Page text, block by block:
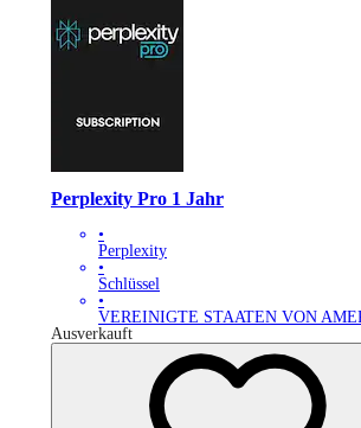
Perplexity Pro 1 Jahr
•
Perplexity
•
Schlüssel
•
VEREINIGTE STAATEN VON
Ausverkauft